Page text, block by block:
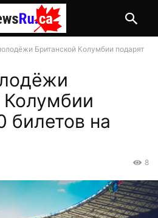
Британской Колумбии подарят
Колумбии
билетов на
8